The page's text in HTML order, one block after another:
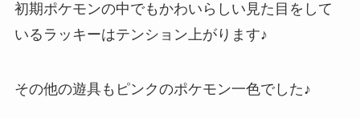
初期ポケモンの中でもかわいらしい見た目をして
いるラッキーはテンション上がります♪
その他の遊具もピンクのポケモン一色でした♪